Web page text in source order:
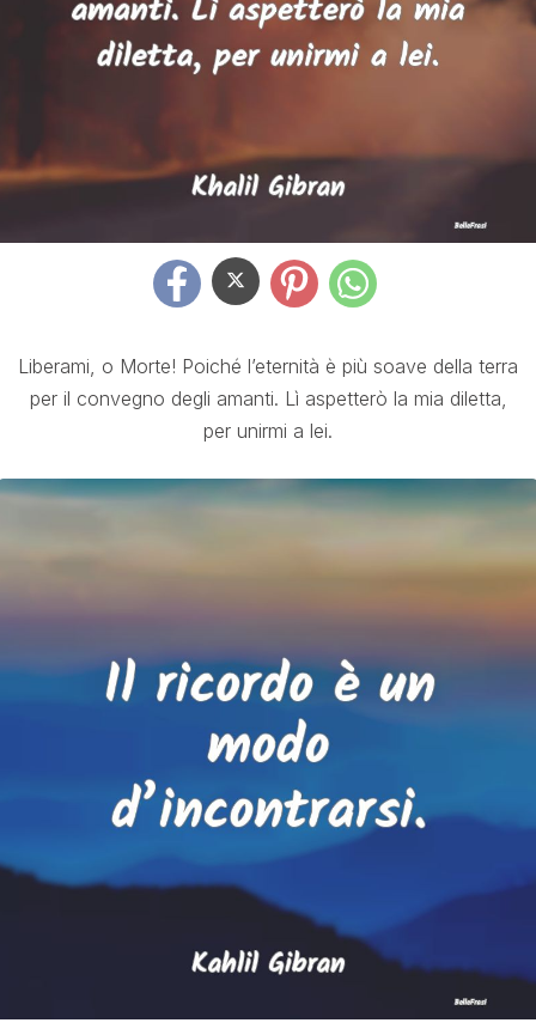
Liberami, o Morte! Poiché l’eternità è più soave della terra
per il convegno degli amanti. Lì aspetterò la mia diletta,
per unirmi a lei.